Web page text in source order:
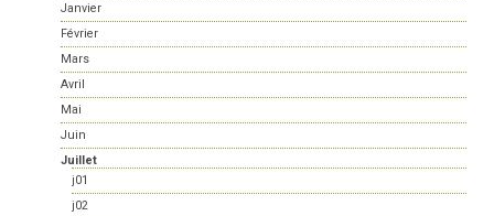
Janvier
Février
Mars
Avril
Mai
Juin
Juillet
j01
j02